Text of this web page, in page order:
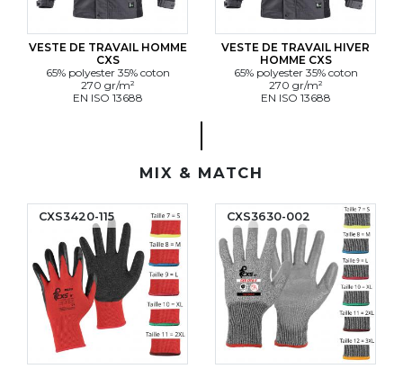
VESTE DE TRAVAIL HOMME
CXS
65% polyester 35% coton
270 gr/m²
EN ISO 13688
VESTE DE TRAVAIL HIVER
HOMME CXS
65% polyester 35% coton
270 gr/m²
EN ISO 13688
MIX & MATCH
CXS3420-115 CXS3630-002